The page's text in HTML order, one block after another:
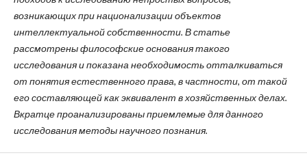
возникающих при национализации объектов
интеллектуальной собственности. В статье
рассмотрены философские основания такого
исследования и показана необходимость отталкиваться
от понятия естественного права, в частности, от такой
его составляющей как эквивалент в хозяйственных делах.
Вкратце проанализированы приемлемые для данного
исследования методы научного познания.